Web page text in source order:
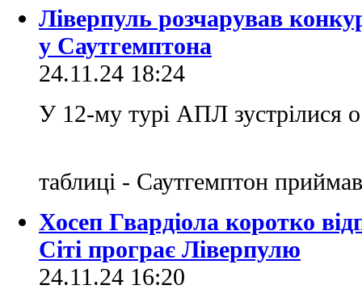
Ліверпуль розчарував
у Саутгемптона
24.11.24 18:24
У 12-му турі АПЛ зустрілися
таблиці - Саутгемптон
Хосеп Гвардіола коротко
Сіті програє Ліверпулю
24.11.24 16:20